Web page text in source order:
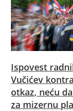
Ispovest
Vučićev
otkaz, neću
za mizernu